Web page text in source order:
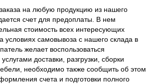
на любую продукцию из нашего
счет для предоплаты. В нем
стоимость всех интересующих
условиях самовывоза с нашего склада в
желает воспользоваться
доставки, разгрузки, сборки
необходимо также сообщить об этом
счета и подготовки полного